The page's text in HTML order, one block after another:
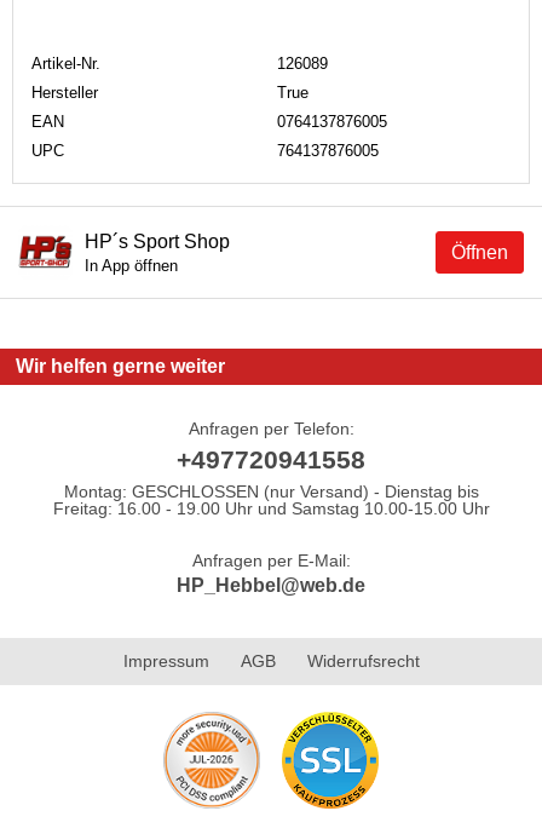
Artikel-Nr.
126089
Hersteller
True
EAN
0764137876005
UPC
764137876005
Öffnen
HP´s Sport Shop
In App öffnen
Wir helfen gerne weiter
Anfragen per Telefon:
+497720941558
Montag: GESCHLOSSEN (nur Versand) - Dienstag bis
Freitag: 16.00 - 19.00 Uhr und Samstag 10.00-15.00 Uhr
Anfragen per E-Mail:
HP_Hebbel@web.de
Impressum AGB Widerrufsrecht